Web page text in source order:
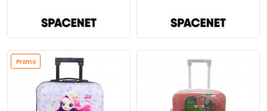
Promo